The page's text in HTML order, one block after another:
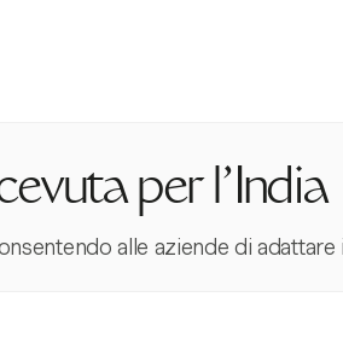
per l'India
alle aziende di